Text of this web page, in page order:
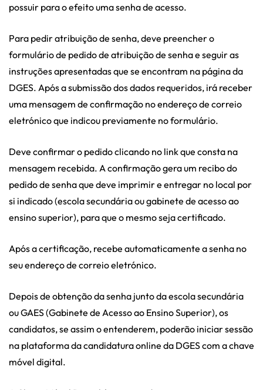
possuir para o efeito uma senha de acesso.
Para pedir atribuição de senha, deve preencher o
formulário de pedido de atribuição de senha e seguir as
instruções apresentadas que se encontram na página da
DGES. Após a submissão dos dados requeridos, irá receber
uma mensagem de confirmação no endereço de correio
eletrónico que indicou previamente no formulário.
Deve confirmar o pedido clicando no link que consta na
mensagem recebida. A confirmação gera um recibo do
pedido de senha que deve imprimir e entregar no local por
si indicado (escola secundária ou gabinete de acesso ao
ensino superior), para que o mesmo seja certificado.
Após a certificação, recebe automaticamente a senha no
seu endereço de correio eletrónico.
Depois de obtenção da senha junto da escola secundária
ou GAES (Gabinete de Acesso ao Ensino Superior), os
candidatos, se assim o entenderem, poderão iniciar sessão
na plataforma da candidatura online da DGES com a chave
móvel digital.